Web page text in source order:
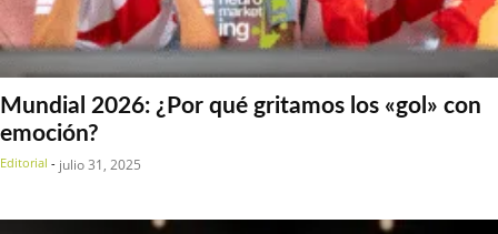
Mundial 2026: ¿Por qué gritamos los «gol» con
emoción?
Editorial - julio 31, 2025